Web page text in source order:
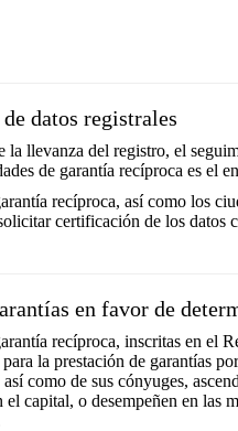
datos registrales
la llevanza del registro, el
de garantía recíproca es el
recíproca, así como los
certificación de los datos
en favor de
recíproca, inscritas en el
la prestación de garantías
como de sus cónyuges,
el capital, o desempeñen en las